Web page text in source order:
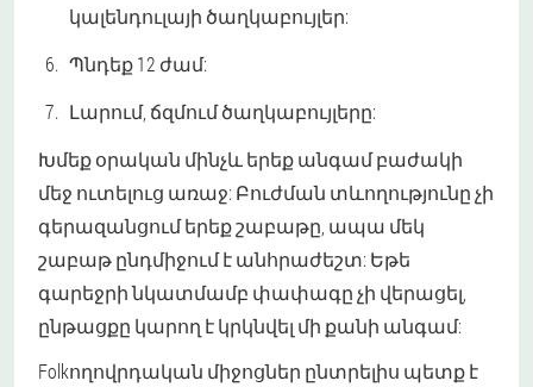
կալենդուլայի ծաղկաբույլեր:
Պնդեք 12 ժամ:
Լարում, ճզմում ծաղկաբույլերը:
Խմեք օրական մինչև երեք անգամ բաժակի
մեջ ուտելուց առաջ: Բուժման տևողությունը չի
գերազանցում երեք շաբաթը, ապա մեկ
շաբաթ ընդմիջում է անհրաժեշտ: Եթե
գարեջրի նկատմամբ փափագը չի վերացել,
ընթացքը կարող է կրկնվել մի քանի անգամ:
Folkողովրդական միջոցներ ընտրելիս պետք է